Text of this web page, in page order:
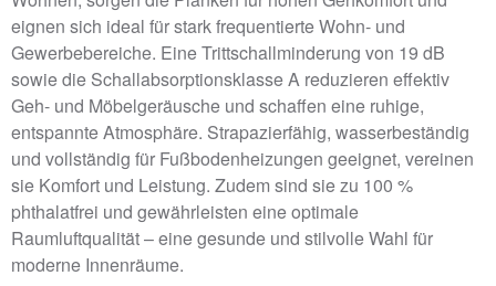
eignen sich ideal für stark frequentierte Wohn- und
Gewerbebereiche. Eine Trittschallminderung von 19 dB
sowie die Schallabsorptionsklasse A reduzieren effektiv
Geh- und Möbelgeräusche und schaffen eine ruhige,
entspannte Atmosphäre. Strapazierfähig, wasserbeständig
und vollständig für Fußbodenheizungen geeignet, vereinen
sie Komfort und Leistung. Zudem sind sie zu 100 %
phthalatfrei und gewährleisten eine optimale
Raumluftqualität – eine gesunde und stilvolle Wahl für
moderne Innenräume.